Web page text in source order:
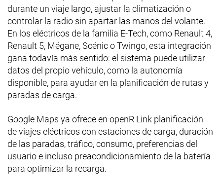
durante un viaje largo, ajustar la climatización o
controlar la radio sin apartar las manos del volante.
En los eléctricos de la familia E-Tech, como Renault 4,
Renault 5, Mégane, Scénic o Twingo, esta integración
gana todavía más sentido: el sistema puede utilizar
datos del propio vehículo, como la autonomía
disponible, para ayudar en la planificación de rutas y
paradas de carga.
Google Maps ya ofrece en openR Link planificación
de viajes eléctricos con estaciones de carga, duración
de las paradas, tráfico, consumo, preferencias del
usuario e incluso preacondicionamiento de la batería
para optimizar la recarga.